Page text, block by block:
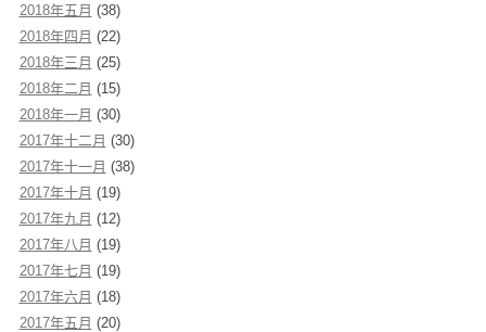
2018年五月 (38)
2018年四月 (22)
2018年三月 (25)
2018年二月 (15)
2018年一月 (30)
2017年十二月 (30)
2017年十一月 (38)
2017年十月 (19)
2017年九月 (12)
2017年八月 (19)
2017年七月 (19)
2017年六月 (18)
2017年五月 (20)